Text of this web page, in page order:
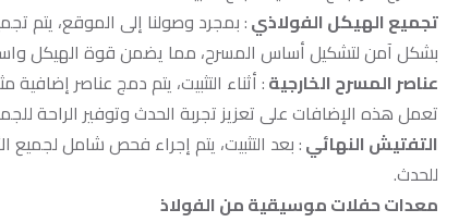
تجميع الهيكل الفولاذي: بمجرد وصولنا إلى الموقع، يتم
بشكل آمن لتشكيل أساس المسرح، مما يضمن قوة الهيكل
عناصر المسرح الخارجية: أثناء التثبيت، يتم دمج عناصر
تعمل هذه الإضافات على تعزيز تجربة الحدث وتوفير الراحة
التفتيش النهائي: بعد التثبيت، يتم إجراء فحص شامل
للحدث.
معدات حفلات موسيقية من الفولاذ